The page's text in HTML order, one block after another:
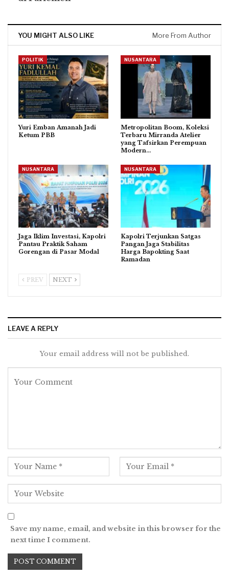
YOU MIGHT ALSO LIKE More From Author
POLITIK
Yuri Emban Amanah Jadi
Ketum PBB
NUSANTARA
Metropolitan Boom, Koleksi
Terbaru Mirranda Atelier
yang Tafsirkan Perempuan
Modern…
NUSANTARA
Jaga Iklim Investasi, Kapolri
Pantau Praktik Saham
Gorengan di Pasar Modal
NUSANTARA
Kapolri Terjunkan Satgas
Pangan Jaga Stabilitas
Harga Bapokting Saat
Ramadan
PREV NEXT
LEAVE A REPLY
Your email address will not be published.
Save my name, email, and website in this browser for the
next time I comment.